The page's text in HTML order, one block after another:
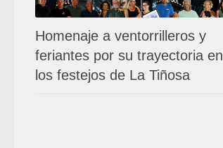
Homenaje a ventorrilleros y
feriantes por su trayectoria en
los festejos de La Tiñosa